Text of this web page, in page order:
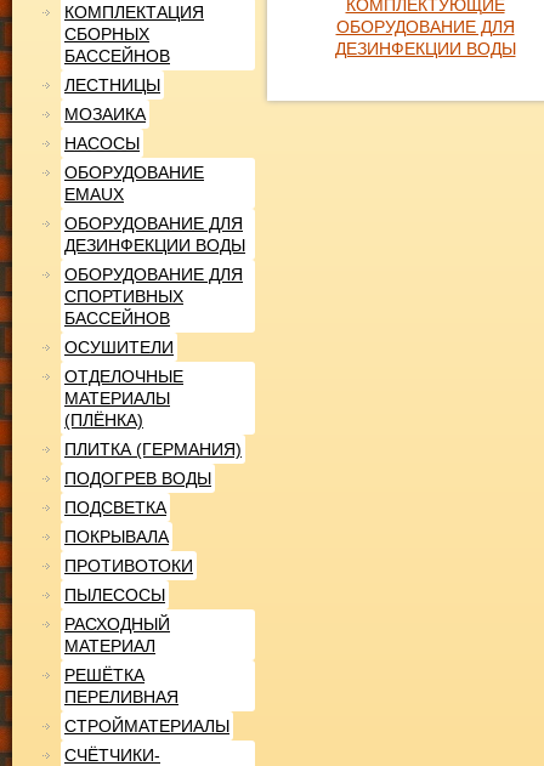
КОМПЛЕКТАЦИЯ
СБОРНЫХ
БАССЕЙНОВ
ЛЕСТНИЦЫ
МОЗАИКА
НАСОСЫ
ОБОРУДОВАНИЕ
EMAUX
ОБОРУДОВАНИЕ ДЛЯ
ДЕЗИНФЕКЦИИ ВОДЫ
ОБОРУДОВАНИЕ ДЛЯ
СПОРТИВНЫХ
БАССЕЙНОВ
ОСУШИТЕЛИ
ОТДЕЛОЧНЫЕ
МАТЕРИАЛЫ
(ПЛЁНКА)
ПЛИТКА (ГЕРМАНИЯ)
ПОДОГРЕВ ВОДЫ
ПОДСВЕТКА
ПОКРЫВАЛА
ПРОТИВОТОКИ
ПЫЛЕСОСЫ
РАСХОДНЫЙ
МАТЕРИАЛ
РЕШЁТКА
ПЕРЕЛИВНАЯ
СТРОЙМАТЕРИАЛЫ
СЧЁТЧИКИ-
КОМПЛЕКТУЮЩИЕ
ОБОРУДОВАНИЕ ДЛЯ
ДЕЗИНФЕКЦИИ ВОДЫ